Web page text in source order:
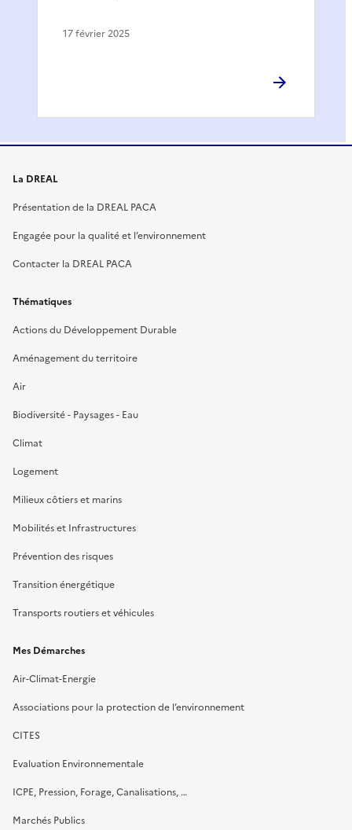
17 février 2025
La DREAL
Présentation de la DREAL PACA
Engagée pour la qualité et l’environnement
Contacter la DREAL PACA
Thématiques
Actions du Développement Durable
Aménagement du territoire
Air
Biodiversité - Paysages - Eau
Climat
Logement
Milieux côtiers et marins
Mobilités et Infrastructures
Prévention des risques
Transition énergétique
Transports routiers et véhicules
Mes Démarches
Air-Climat-Energie
Associations pour la protection de l’environnement
CITES
Evaluation Environnementale
ICPE, Pression, Forage, Canalisations, …
Marchés Publics